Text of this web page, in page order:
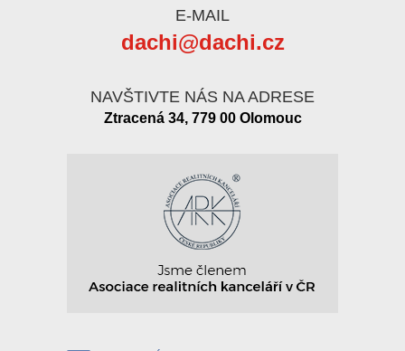
E-MAIL
dachi@dachi.cz
NAVŠTIVTE NÁS NA ADRESE
Ztracená 34, 779 00 Olomouc